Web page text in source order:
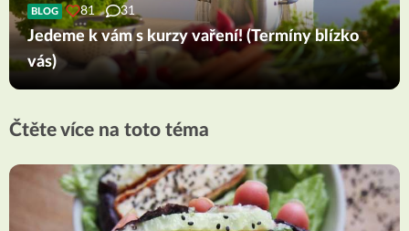
BLOG 81 31
Jedeme k vám s kurzy vaření! (Termíny blízko
vás)
Čtěte více na toto téma